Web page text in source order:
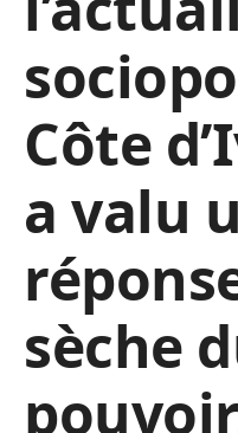
Côte
a valu
sèche